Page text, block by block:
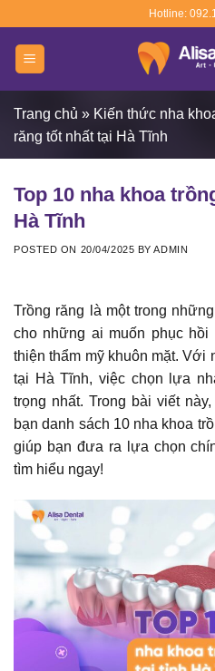
content
Hotline:
Trang chủ » Kiến thức nha
răng tốt nhất tại Hà Tĩnh
Top 10 nha khoa
Hà Tĩnh
POSTED ON 20/04/2025 BYADMIN
Trồng răng là một trong
cho những ai muốn phục
thiện thẩm mỹ khuôn mặt. Với
tại Hà Tĩnh, việc chọn lựa
trọng nhất. Trong bài viết
bạn danh sách 10 nha khoa
giúp bạn đưa ra lựa chọn
tìm hiểu ngay!